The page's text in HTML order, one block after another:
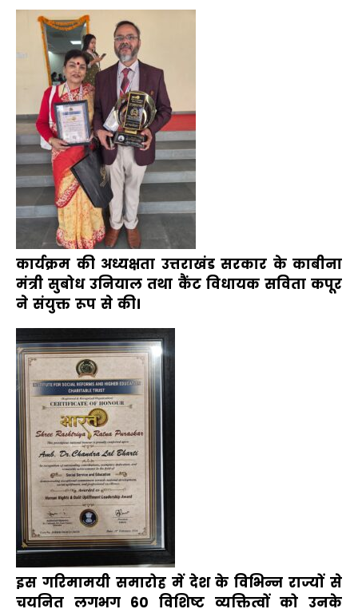
कार्यक्रम की अध्यक्षता उत्तराखंड सरकार के काबीना
मंत्री सुबोध उनियाल तथा कैंट विधायक सविता कपूर
ने संयुक्त रूप से की।
इस गरिमामयी समारोह में देश के विभिन्न राज्यों से
चयनित लगभग 60 विशिष्ट व्यक्तित्वों को उनके